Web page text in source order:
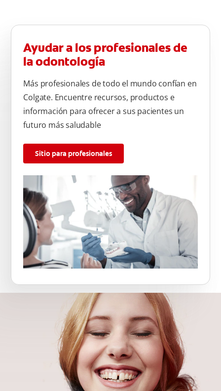
Ayudar a los profesionales de
la odontología
Más profesionales de todo el mundo confían en
Colgate. Encuentre recursos, productos e
información para ofrecer a sus pacientes un
futuro más saludable
Sitio para profesionales